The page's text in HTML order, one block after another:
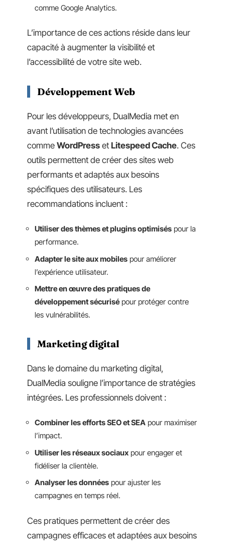
comme Google Analytics.
L’importance de ces actions réside dans leur
capacité à augmenter la visibilité et
l’accessibilité de votre site web.
Développement Web
Pour les développeurs, DualMedia met en
avant l’utilisation de technologies avancées
comme WordPress et Litespeed Cache. Ces
outils permettent de créer des sites web
performants et adaptés aux besoins
spécifiques des utilisateurs. Les
recommandations incluent :
Utiliser des thèmes et plugins optimisés pour la
performance.
Adapter le site aux mobiles pour améliorer
l’expérience utilisateur.
Mettre en œuvre des pratiques de
développement sécurisé pour protéger contre
les vulnérabilités.
Marketing digital
Dans le domaine du marketing digital,
DualMedia souligne l’importance de stratégies
intégrées. Les professionnels doivent :
Combiner les efforts SEO et SEA pour maximiser
l’impact.
Utiliser les réseaux sociaux pour engager et
fidéliser la clientèle.
Analyser les données pour ajuster les
campagnes en temps réel.
Ces pratiques permettent de créer des
campagnes efficaces et adaptées aux besoins